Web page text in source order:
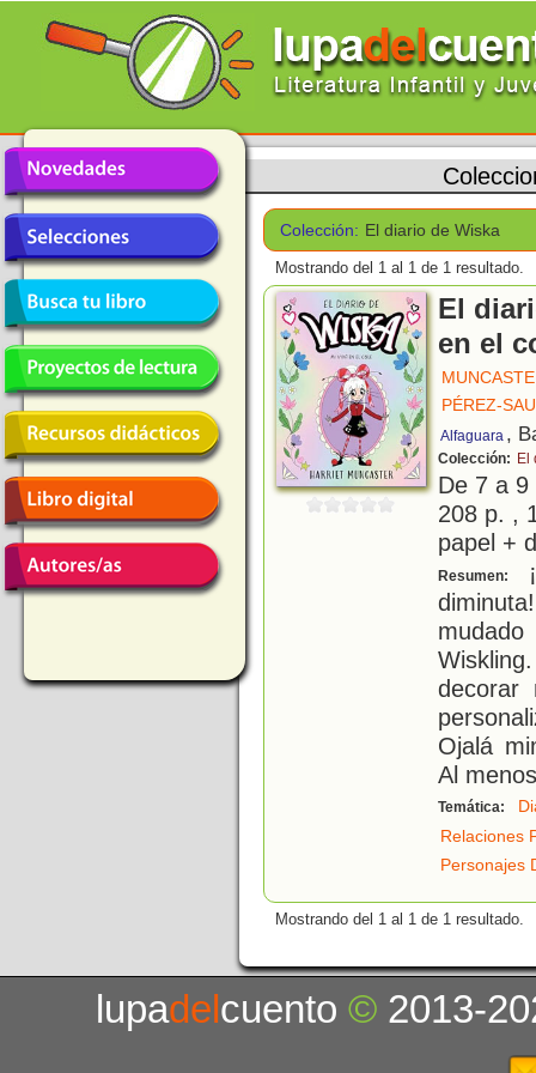
Colección: El diario de Wiska
Mostrando del 1 al 1 de 1 resultado.
El
en el
PÉREZ-
Alfaguara ,
Colección: El
De 7 a
208 p. ,
papel +
Resumen:
decorar
Ojalá
Al
Temática:
Relaciones
Personajes
Mostrando del 1 al 1 de 1 resultado.
lupadelcuento© 2013-